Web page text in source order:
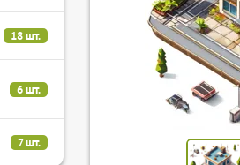
18 шт.
6 шт.
7 шт.